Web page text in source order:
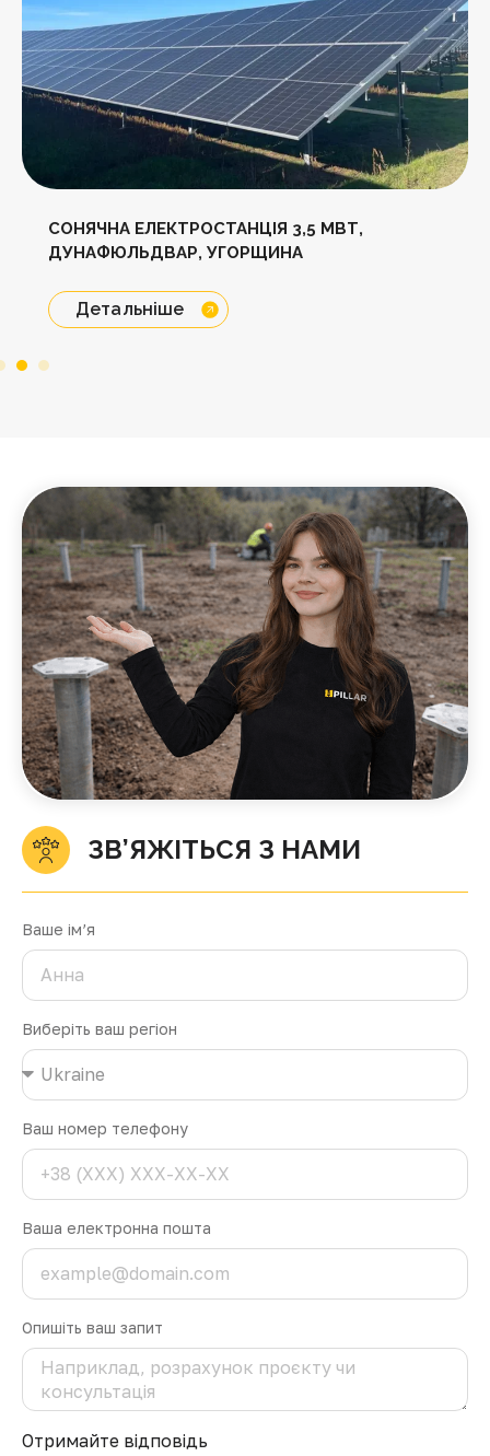
СОНЯЧНА ЕЛЕКТРОСТАНЦІЯ 3,5 МВТ,
ДУНАФЮЛЬДВАР, УГОРЩИНА
Детальніше
ЗВ’ЯЖІТЬСЯ З НАМИ
Ваше ім’я
Виберіть ваш регіон
Ваш номер телефону
Ваша електронна пошта
Опишіть ваш запит
Отримайте відповідь